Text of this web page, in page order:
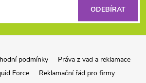
ODEBÍRAT
podmínky
Práva z vad a reklamace
Force
Reklamační řád pro firmy